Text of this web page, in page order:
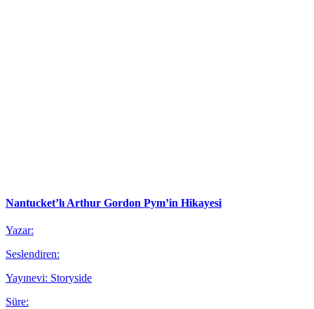
Nantucket’lı Arthur Gordon Pym’in Hikayesi
Yazar:
Seslendiren:
Yayınevi: Storyside
Süre: